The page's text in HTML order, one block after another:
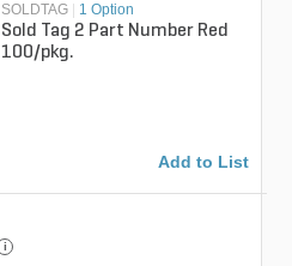
SOLDTAG 1 Option
Sold Tag 2 Part Number Red
100/pkg.
Add to List
i